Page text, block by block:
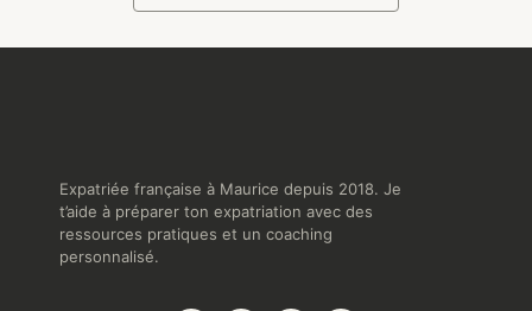
Expatriée française à Maurice depuis 2018. Je
t’aide à préparer ton expatriation avec des
ressources pratiques et un coaching
personnalisé.